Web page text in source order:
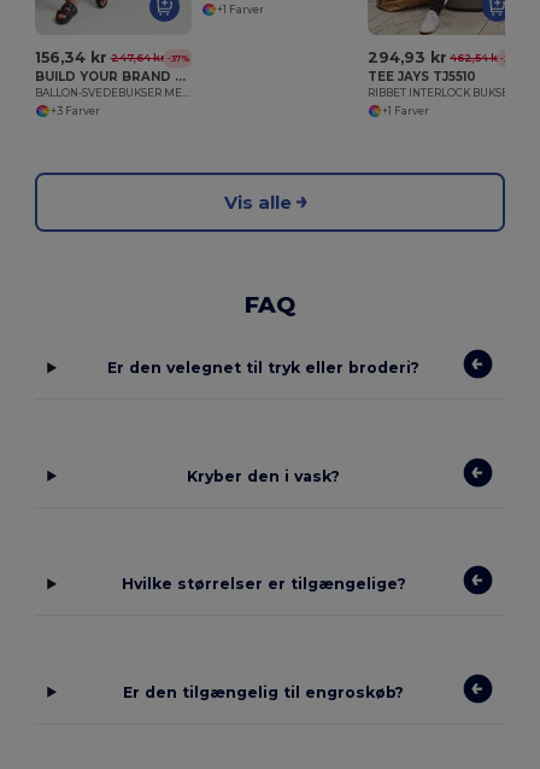
156,34 kr 247,64 kr -37%
BUILD YOUR BRAND BY265
BALLON-SVEDEBUKSER MED HØJ TALJE TIL DAMER
+3 Farver
+1 Farver
294,93 kr 462,54 kr-36%
TEE JAYS TJ5510
RIBBET INTERLOCK BUKSER
+1 Farver
Vis alle
FAQ
Er den velegnet til tryk eller broderi?
Kryber den i vask?
Hvilke størrelser er tilgængelige?
Er den tilgængelig til engroskøb?